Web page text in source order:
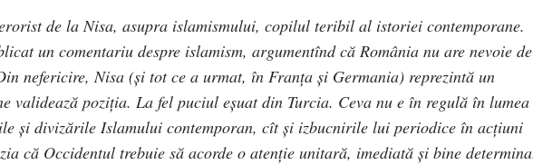
de la Nisa, asupra islamismului, copilul teribil al istoriei contemporane.
un comentariu despre islamism, argumentînd că România nu are nevoie de
nefericire, Nisa (și tot ce a urmat, în Franța și Germania) reprezintă un
validează poziţia. La fel puciul eşuat din Turcia. Ceva nu e în regulă în lumea
și divizările Islamului contemporan, cît şi izbucnirile lui periodice în acţiuni
că Occidentul trebuie să acorde o atenţie unitară, imediată şi bine